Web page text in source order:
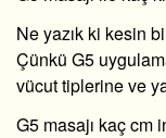
Ne yazık ki kesin
Çünkü G5
vücut tiplerine ve
G5 masajı kaç cm